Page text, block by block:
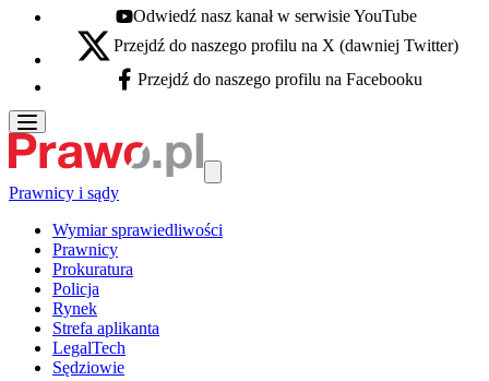
Youtube - otwiera się w nowej karcie
Odwiedź nasz kanał w serwisie YouTube
X - otwiera się w nowej karcie
Przejdź do naszego profilu na X (dawniej Twitter)
Facebook - otwiera się w nowej karcie
Przejdź do naszego profilu na Facebooku
Prawnicy i sądy
Wymiar sprawiedliwości
Prawnicy
Prokuratura
Policja
Rynek
Strefa aplikanta
LegalTech
Sędziowie